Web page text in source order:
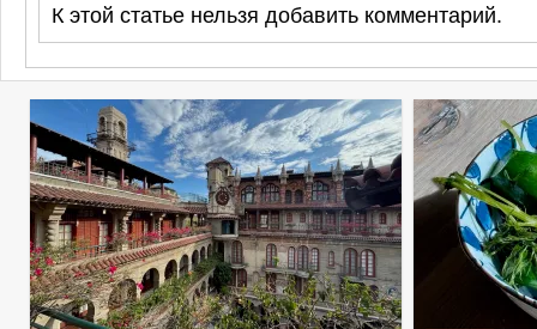
К этой статье нельзя добавить комментарий.